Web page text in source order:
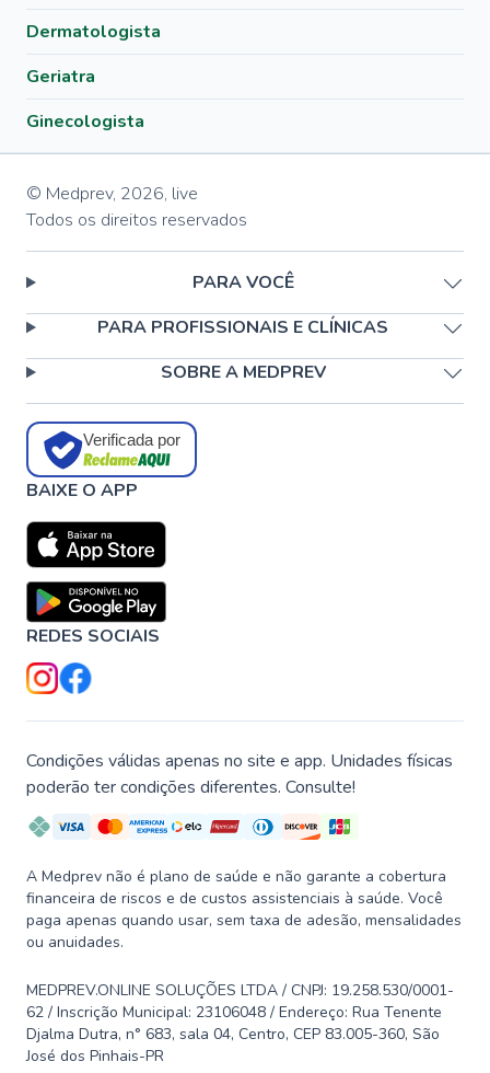
Dermatologista
Geriatra
Ginecologista
© Medprev, 2026, live
Todos os direitos reservados
PARA VOCÊ
PARA PROFISSIONAIS E CLÍNICAS
SOBRE A MEDPREV
Verificada por
BAIXE O APP
REDES SOCIAIS
Condições válidas apenas no site e app. Unidades físicas
poderão ter condições diferentes. Consulte!
A Medprev não é plano de saúde e não garante a cobertura
financeira de riscos e de custos assistenciais à saúde. Você
paga apenas quando usar, sem taxa de adesão, mensalidades
ou anuidades.
MEDPREV.ONLINE SOLUÇÕES LTDA / CNPJ: 19.258.530/0001-
62 / Inscrição Municipal: 23106048 / Endereço: Rua Tenente
Djalma Dutra, n° 683, sala 04, Centro, CEP 83.005-360, São
José dos Pinhais-PR